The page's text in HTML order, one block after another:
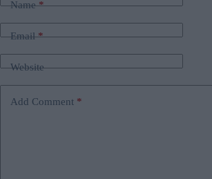
Name*
Email*
Website
Add Comment *